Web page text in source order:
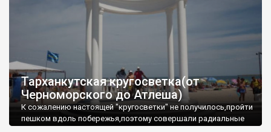
Тарханкутская кругосветка(от
Черноморского до Атлеша)
К сожалению настоящей "кругосветки" не получилось,пройти
пешком вдоль побережья,поэтому совершали радиальные